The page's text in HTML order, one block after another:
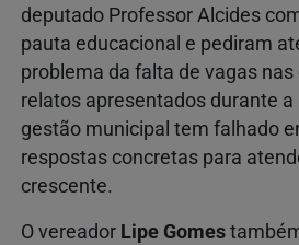
deputado Professor Alcides
pauta educacional e pediram
problema da falta de vagas
relatos apresentados durante a
gestão municipal tem falhado
respostas concretas para
crescente.
O vereador Lipe Gomes